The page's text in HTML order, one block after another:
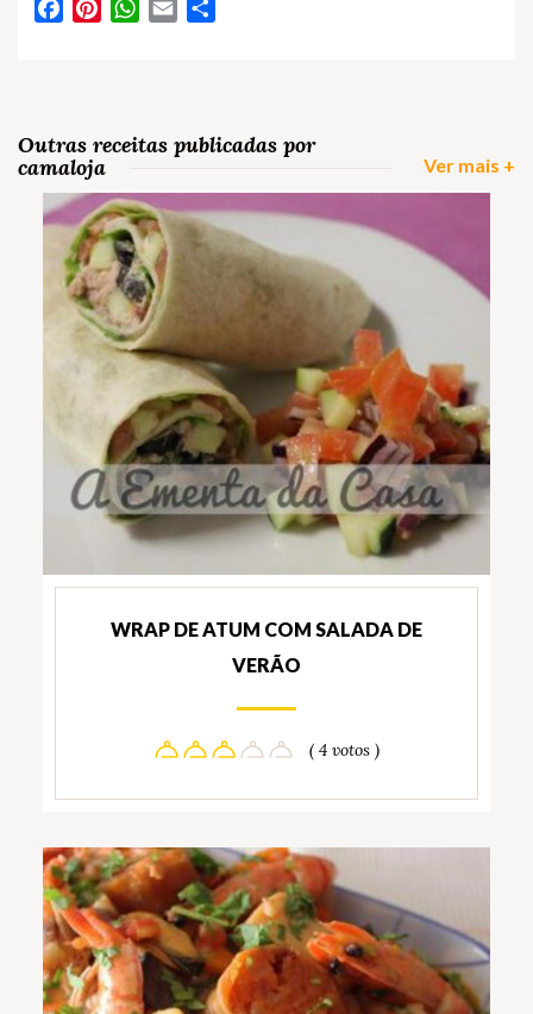
FacebookPinterestWhatsApp
Email
Outras receitas publicadas por
camaloja
Ver mais +
WRAP DE ATUM COM SALADA DE
VERÃO
( 4 votos )